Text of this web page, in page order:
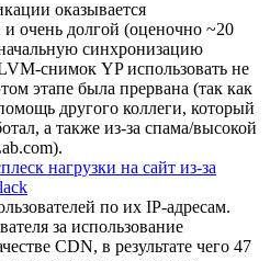
оказывается
очень долгой (оценочно ~20
синхронизацию
снимок YP использовать не
этапе была прервана (так как
другого коллеги, который
а также из-за спама/высокой
нагрузки на сайт из-за
по их IP-адресам.
за использование
CDN, в результате чего 47